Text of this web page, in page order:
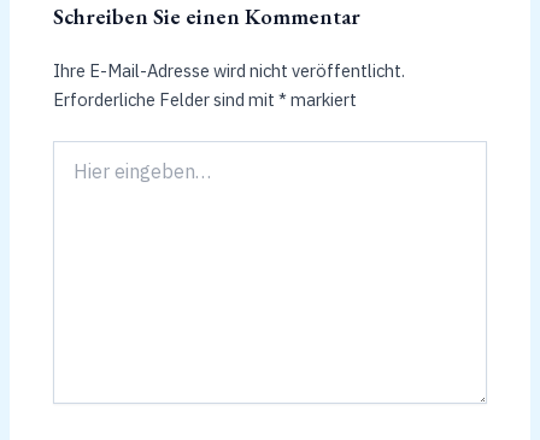
Schreiben Sie einen Kommentar
Ihre E-Mail-Adresse wird nicht veröffentlicht.
Erforderliche Felder sind mit*markiert
eingeben…